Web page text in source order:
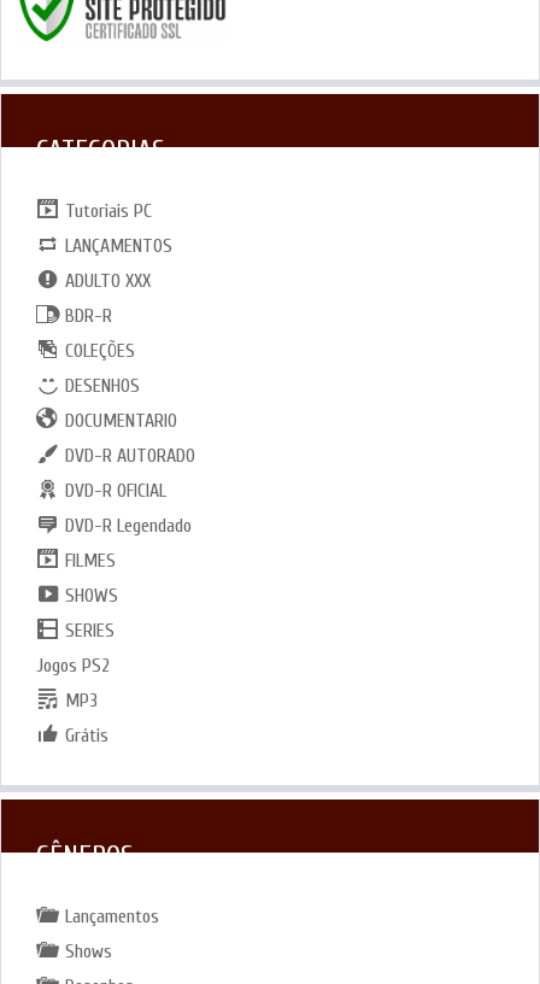
CATEGORIAS
Tutoriais PC
LANÇAMENTOS
ADULTO XXX
BDR-R
COLEÇÕES
DESENHOS
DOCUMENTARIO
DVD-R AUTORADO
DVD-R OFICIAL
DVD-R Legendado
FILMES
SHOWS
SERIES
Jogos PS2
MP3
Grátis
GÊNEROS
Lançamentos
Shows